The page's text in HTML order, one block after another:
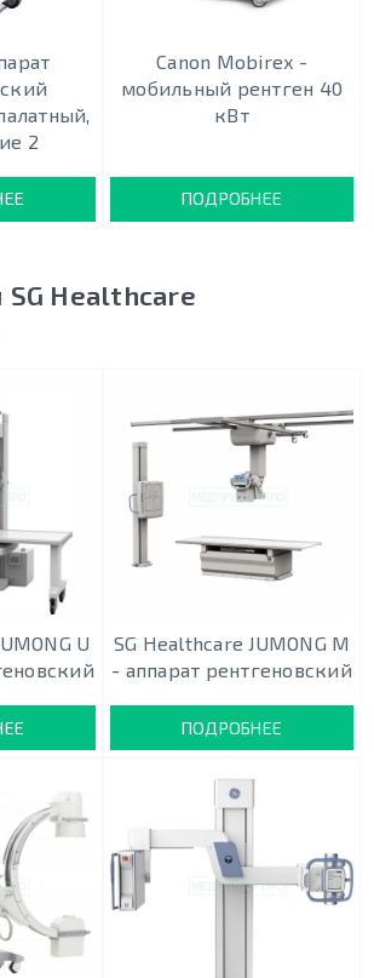
2
Canon Mobirex -
мобильный рентген 40
кВт
ПОДРОБНЕЕ
Healthcare
U-ДУГА
U
SG Healthcare JUMONG М
- аппарат рентгеновский
ПОДРОБНЕЕ